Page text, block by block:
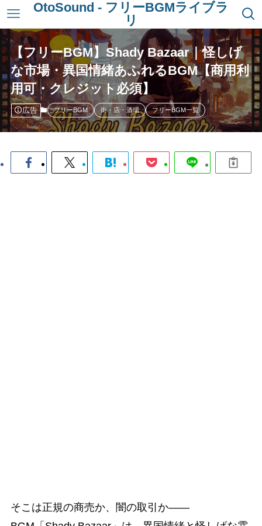
OtoSound - フリーBGMライブラ
リ
【フリーBGM】Shady Bazaar｜怪しげ
な市場・異国情緒あふれるBGM【商用利
用可・クレジット必須】
広告 フリーBGM 街・店・酒場 フリーBGM一覧
そこは正規の商売か、闇の取引か――